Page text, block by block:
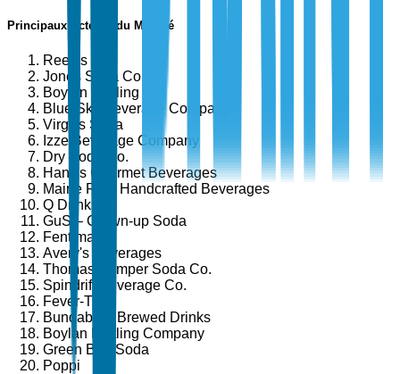
Principaux Acteurs du Marché
Reed's Inc.
Jones Soda Co.
Boylan Bottling Co.
Blue Sky Beverage Company
Virgil's Soda
Izze Beverage Company
Dry Soda Co.
Hank's Gourmet Beverages
Maine Root Handcrafted Beverages
Q Drinks
GuS – Grown-up Soda
Fentimans
Avery's Beverages
Thomas Kemper Soda Co.
Spindrift Beverage Co.
Fever-Tree
Bundaberg Brewed Drinks
Boylan Bottling Company
Green Bee Soda
Poppi